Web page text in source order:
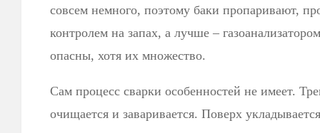
совсем немного, поэтому баки пропаривают,
контролем на запах, а лучше –
опасны, хотя их множество.
Сам процесс сварки особенностей не имеет.
очищается и заваривается. Поверх